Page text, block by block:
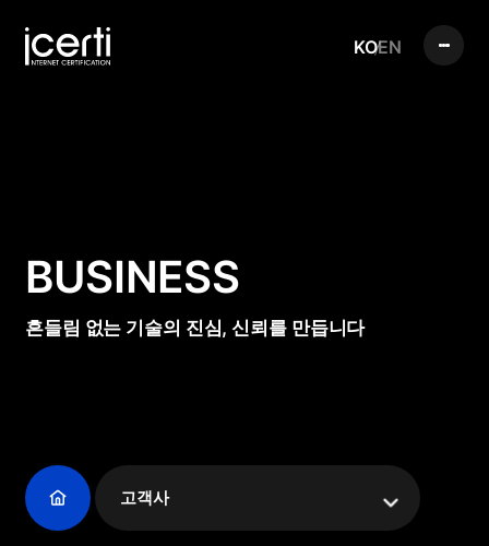
KOEN
BUSINESS
흔들림 없는 기술의 진심, 신뢰를 만듭니다
고객사